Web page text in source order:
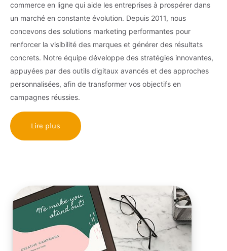
commerce en ligne qui aide les entreprises à prospérer dans
un marché en constante évolution. Depuis 2011, nous
concevons des solutions marketing performantes pour
renforcer la visibilité des marques et générer des résultats
concrets. Notre équipe développe des stratégies innovantes,
appuyées par des outils digitaux avancés et des approches
personnalisées, afin de transformer vos objectifs en
campagnes réussies.
Lire plus